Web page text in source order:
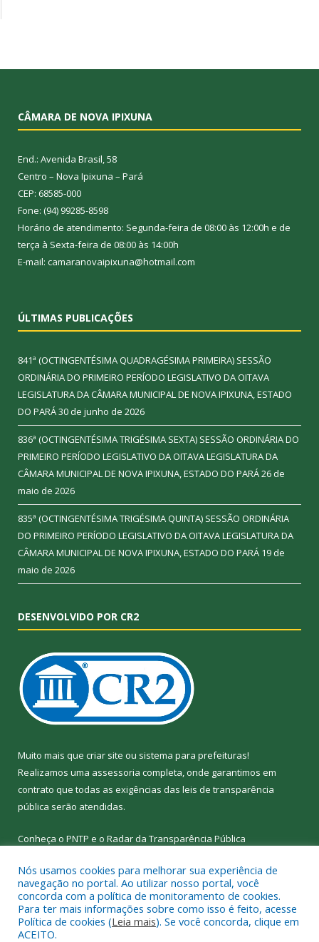
CÂMARA DE NOVA IPIXUNA
End.: Avenida Brasil, 58
Centro – Nova Ipixuna – Pará
CEP: 68585-000
Fone: (94) 99285-8598
Horário de atendimento: Segunda-feira de 08:00 às 12:00h e de
terça à Sexta-feira de 08:00 às 14:00h
E-mail: camaranovaipixuna@hotmail.com
ÚLTIMAS PUBLICAÇÕES
841ª (OCTINGENTÉSIMA QUADRAGÉSIMA PRIMEIRA) SESSÃO
ORDINÁRIA DO PRIMEIRO PERÍODO LEGISLATIVO DA OITAVA
LEGISLATURA DA CÂMARA MUNICIPAL DE NOVA IPIXUNA, ESTADO
DO PARÁ30 de junho de 2026
836ª (OCTINGENTÉSIMA TRIGÉSIMA SEXTA) SESSÃO ORDINÁRIA DO
PRIMEIRO PERÍODO LEGISLATIVO DA OITAVA LEGISLATURA DA
CÂMARA MUNICIPAL DE NOVA IPIXUNA, ESTADO DO PARÁ26 de
maio de 2026
835ª (OCTINGENTÉSIMA TRIGÉSIMA QUINTA) SESSÃO ORDINÁRIA
DO PRIMEIRO PERÍODO LEGISLATIVO DA OITAVA LEGISLATURA DA
CÂMARA MUNICIPAL DE NOVA IPIXUNA, ESTADO DO PARÁ 19 de
maio de 2026
DESENVOLVIDO POR CR2
Muito mais que criar site ou sistema para prefeituras!
Realizamos uma assessoria completa, onde garantimos em
contrato que todas as exigências das leis de transparência
pública serão atendidas.
Conheça o PNTP e o Radar da Transparência Pública
Todos os direitos reservados a Câmara Municipal de Nova
Ipixuna.
Nós usamos cookies para melhorar sua experiência de
navegação no portal. Ao utilizar nosso portal, você
concorda com a política de monitoramento de cookies.
Para ter mais informações sobre como isso é feito, acesse
Política de cookies (Leia mais). Se você concorda, clique em
ACEITO.